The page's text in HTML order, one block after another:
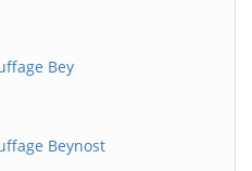
Bey
Beynost